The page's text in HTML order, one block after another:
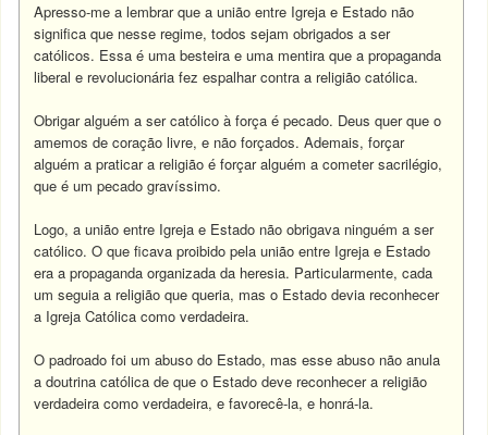
Apresso-me a lembrar que a união entre Igreja e Estado não
significa que nesse regime, todos sejam obrigados a ser
católicos. Essa é uma besteira e uma mentira que a propaganda
liberal e revolucionária fez espalhar contra a religião católica.
Obrigar alguém a ser católico à força é pecado. Deus quer que o
amemos de coração livre, e não forçados. Ademais, forçar
alguém a praticar a religião é forçar alguém a cometer sacrilégio,
que é um pecado gravíssimo.
Logo, a união entre Igreja e Estado não obrigava ninguém a ser
católico. O que ficava proibido pela união entre Igreja e Estado
era a propaganda organizada da heresia. Particularmente, cada
um seguia a religião que queria, mas o Estado devia reconhecer
a Igreja Católica como verdadeira.
O padroado foi um abuso do Estado, mas esse abuso não anula
a doutrina católica de que o Estado deve reconhecer a religião
verdadeira como verdadeira, e favorecê-la, e honrá-la.